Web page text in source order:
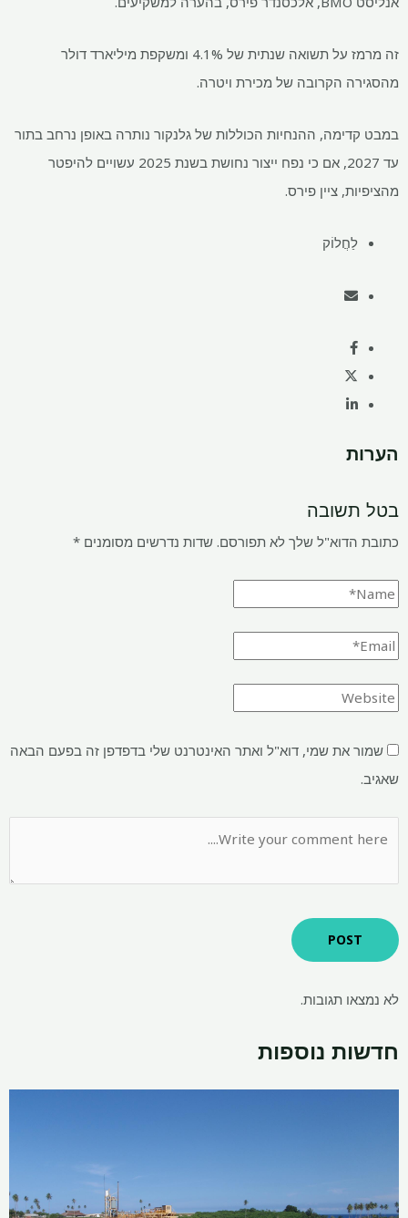
זה מרמז על תשואה שנתית של 4.1% ומשקפת מיליארד דולר
מהסגירה הקרובה של מכירת ויטרה.
במבט קדימה, ההנחיות הכוללות של גלנקור נותרה באופן נרחב בתור
עד 2027, אם כי נפח ייצור נחושת בשנת 2025 עשויים להיפטר
מהציפיות, ציין פירס.
לַחֲלוֹק
הערות
בטל תשובה
כתובת הדוא"ל שלך לא תפורסם. שדות נדרשים מסומנים *
שמור את שמי, דוא"ל ואתר האינטרנט שלי בדפדפן זה בפעם הבאה
שאגיב.
לא נמצאו תגובות.
חדשות נוספות